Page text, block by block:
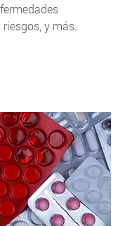
y más.